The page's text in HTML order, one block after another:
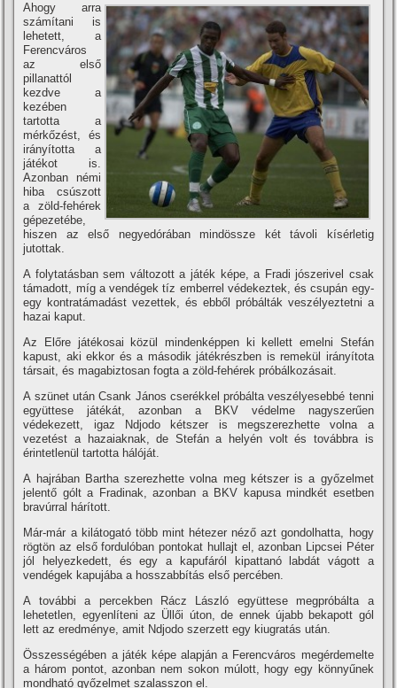
Ahogy arra
számí­tani is
lehetett, a
Ferencváros
az első
pillanattól
kezdve a
kezében
tartotta a
mérkőzést, és
irányí­totta a
játékot is.
Azonban némi
hiba csúszott
a zöld-fehérek
gépezetébe,
hiszen az első negyedórában mindössze két távoli kí­sérletig
jutottak.
A folytatásban sem változott a játék képe, a Fradi jószerivel csak
támadott, mí­g a vendégek tí­z emberrel védekeztek, és csupán egy-
egy kontratámadást vezettek, és ebből próbálták veszélyeztetni a
hazai kaput.
Az Előre játékosai közül mindenképpen ki kellett emelni Stefán
kapust, aki ekkor és a második játékrészben is remekül irányí­tota
társait, és magabiztosan fogta a zöld-fehérek próbálkozásait.
A szünet után Csank János cserékkel próbálta veszélyesebbé tenni
együttese játékát, azonban a BKV védelme nagyszerűen
védekezett, igaz Ndjodo kétszer is megszerezhette volna a
vezetést a hazaiaknak, de Stefán a helyén volt és továbbra is
érintetlenül tartotta hálóját.
A hajrában Bartha szerezhette volna meg kétszer is a győzelmet
jelentő gólt a Fradinak, azonban a BKV kapusa mindkét esetben
bravúrral hárí­tott.
Már-már a kilátogató több mint hétezer néző azt gondolhatta, hogy
rögtön az első fordulóban pontokat hullajt el, azonban Lipcsei Péter
jól helyezkedett, és egy a kapufáról kipattanó labdát vágott a
vendégek kapujába a hosszabbí­tás első percében.
A további a percekben Rácz László együttese megpróbálta a
lehetetlen, egyenlí­teni az Üllői úton, de ennek újabb bekapott gól
lett az eredménye, amit Ndjodo szerzett egy kiugratás után.
Összességében a játék képe alapján a Ferencváros megérdemelte
a három pontot, azonban nem sokon múlott, hogy egy könnyűnek
mondható győzelmet szalasszon el.